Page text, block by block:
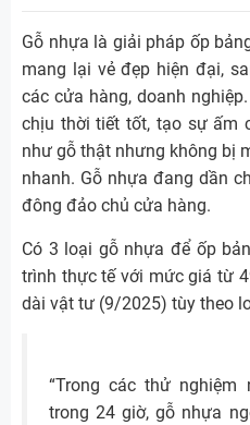
Gỗ nhựa là giải pháp ốp
mang lại vẻ đẹp hiện đại,
các cửa hàng, doanh
chịu thời tiết tốt, tạo sự ấm
như gỗ thật nhưng không bị
nhanh. Gỗ nhựa đang dần
đông đảo chủ cửa hàng.
Có 3 loại gỗ nhựa để ốp
trình thực tế với mức giá từ
dài vật tư (9/2025) tùy theo
“Trong các thử nghiệm
trong 24 giờ, gỗ nhựa